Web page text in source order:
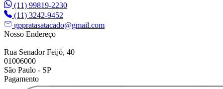
(11) 99819-2230
(11) 3242-9452
gppratasatacado@gmail.com
Nosso Endereço
Rua Senador Feijó, 40
01006000
São Paulo - SP
Pagamento